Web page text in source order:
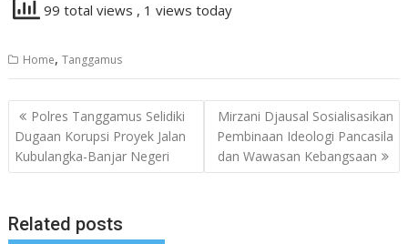
99 total views , 1 views today
Home,Tanggamus
Navigasi
pos
Polres Tanggamus Selidiki
Dugaan Korupsi Proyek Jalan
Kubulangka-Banjar Negeri
Mirzani Djausal Sosialisasikan
Pembinaan Ideologi Pancasila
dan Wawasan Kebangsaan
Related posts